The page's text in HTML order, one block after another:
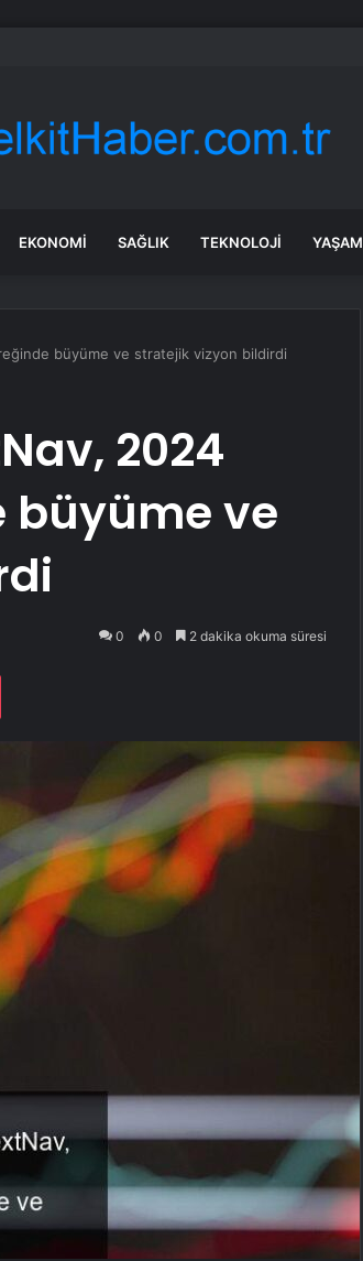
Pole Pozisyonunda
EKONOMI SAĞLIK TEKNOLOJI YAŞAM
büyüme ve stratejik vizyon bildirdi
2024
büyüme ve
0 0 2 dakika okuma süresi
Pocket